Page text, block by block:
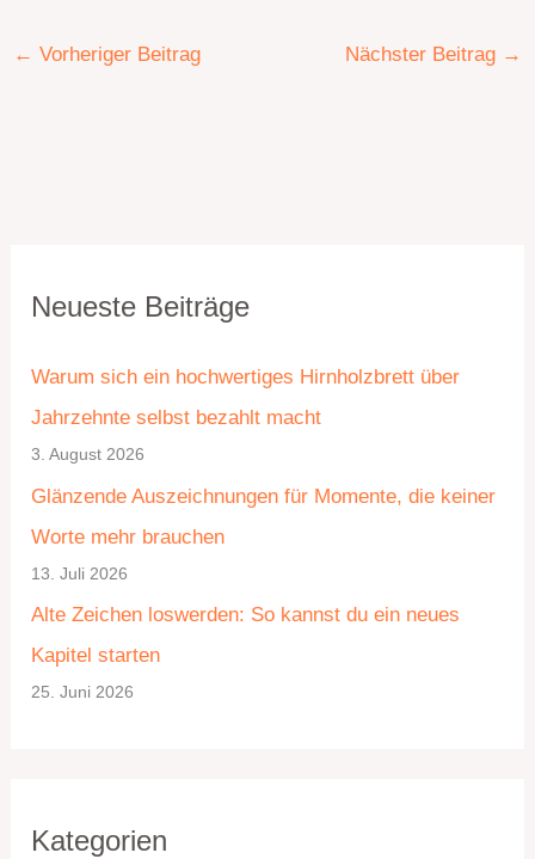
← Vorheriger Beitrag Nächster Beitrag →
Neueste Beiträge
Warum sich ein hochwertiges Hirnholzbrett über
Jahrzehnte selbst bezahlt macht
3. August 2026
Glänzende Auszeichnungen für Momente, die keiner
Worte mehr brauchen
13. Juli 2026
Alte Zeichen loswerden: So kannst du ein neues
Kapitel starten
25. Juni 2026
Kategorien
a
e
g
o
r
i
r
h
i
v